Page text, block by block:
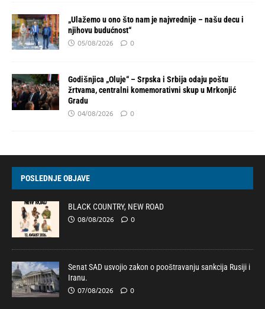
„Ulažemo u ono što nam je najvrednije – našu decu i
njihovu budućnost“
05/08/2026 0
Godišnjica „Oluje“ – Srpska i Srbija odaju poštu
žrtvama, centralni komemorativni skup u Mrkonjić
Gradu
04/08/2026 0
POSLEDNJE OBJAVE
BLACK COUNTRY, NEW ROAD
08/08/2026 0
Senat SAD usvojio zakon o pooštravanju sankcija Rusiji i
Iranu.
07/08/2026 0